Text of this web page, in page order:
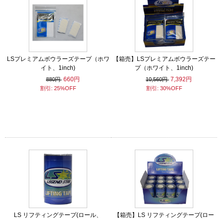
LSプレミアムボウラーズテープ（ホワ
イト、1inch)
880円 660円
割引: 25%OFF
【箱売】LSプレミアムボウラーズテー
プ（ホワイト、1inch)
10,560円 7,392円
割引: 30%OFF
LS リフティングテープ(ロール、
【箱売】LS リフティングテープ(ロー